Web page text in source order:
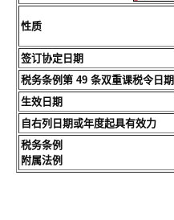
性质
签订协定日期
税务条例第 49 条双重课税令日期
生效日期
自右列日期或年度起具有效力
税务条例
附属法例